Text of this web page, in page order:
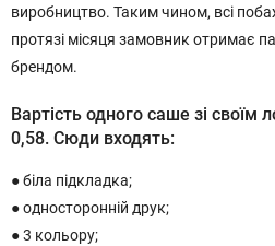
виробництво. Таким чином, всі
протязі місяця замовник отримає
брендом.
Вартість одного саше зі своїм
0,58. Сюди входять:
● біла підкладка;
● односторонній друк;
● 3 кольору;